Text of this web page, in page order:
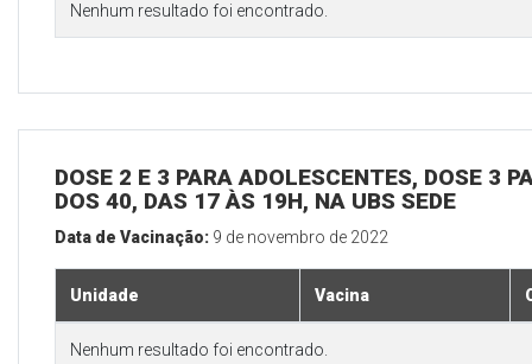
Nenhum resultado foi encontrado.
DOSE 2 E 3 PARA ADOLESCENTES, DOSE 3
DOS 40, DAS 17 ÀS 19H, NA UBS SEDE
Data de Vacinação: 9 de novembro de 2022
Unidade Vacina
Nenhum resultado foi encontrado.